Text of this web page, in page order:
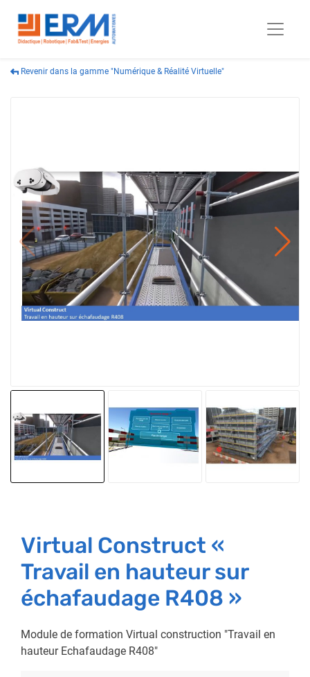
Revenir dans la gamme "Numérique & Réalité Virtuelle"
Virtual Construct «
Travail en hauteur sur
échafaudage R408 »
Module de formation Virtual construction "Travail en
hauteur Echafaudage R408"